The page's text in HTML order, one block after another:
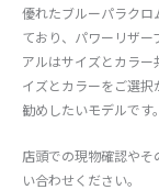
優れたブルーパラク
ており、パワーリザー
アルはサイズとカラ
イズとカラーをご選
勧めしたいモデルです。
店頭での現物確認や
い合わせください。